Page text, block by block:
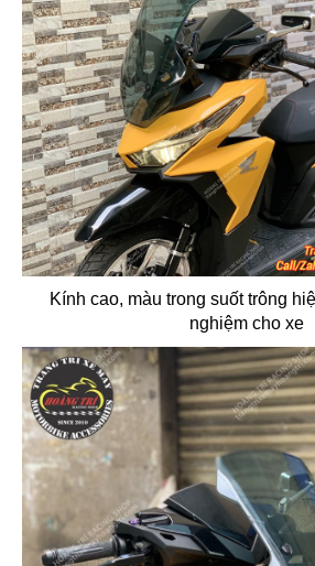
Kính cao, màu trong suốt trông
nghiệm cho xe